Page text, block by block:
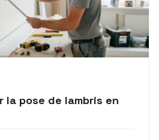
la pose de lambris en